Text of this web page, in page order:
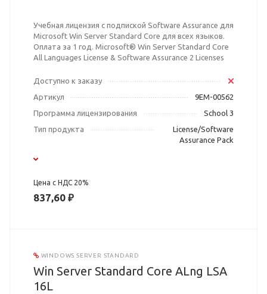
Учебная лицензия с подпиской Software Assurance для
Microsoft Win Server Standard Core для всех языков.
Оплата за 1 год. Microsoft® Win Server Standard Core
All Languages License & Software Assurance 2 Licenses
Доступно к заказу
Артикул
9EM-00562
Программа лицензирования
School 3
Тип продукта
License/Software
Assurance Pack
Цена с НДС 20%
837,60 ₽
WINDOWS SERVER STANDARD
Win Server Standard Core ALng LSA
16L